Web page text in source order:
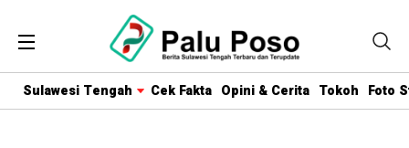
Sulawesi Tengah Cek Fakta Opini & Cerita Tokoh Foto